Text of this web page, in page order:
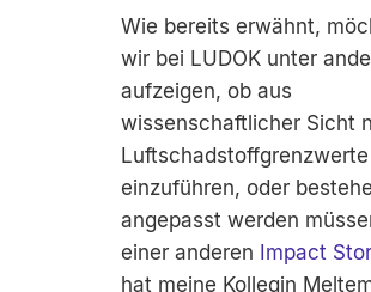
Wie bereits erwähnt,
wir bei LUDOK unter
aufzeigen, ob aus
wissenschaftlicher Sicht
Luftschadstoffgrenzwerte
einzuführen, oder
angepasst werden
einer anderen Impact
hat meine Kollegin